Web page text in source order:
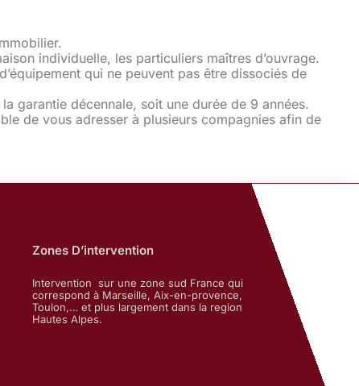
individuelle, les particuliers maîtres d’ouvrage.
qui ne peuvent pas être dissociés de
garantie décennale, soit une durée de 9 années.
de vous adresser à plusieurs compagnies afin de
Zones D’intervention
Intervention sur une zone sud France qui
correspond à Marseille, Aix-en-provence,
Toulon,… et plus largement dans la region
Hautes Alpes.